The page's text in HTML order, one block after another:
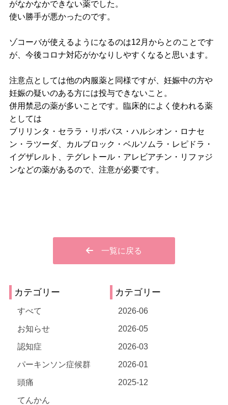
がなかなかできない薬でした。
使い勝手が悪かったのです。
ゾコーバが使えるようになるのは12月からとのことです
が、今後コロナ対応がかなりしやすくなると思います。
注意点としては他の内服薬と同様ですが、妊娠中の方や
妊娠の疑いのある方には投与できないこと。
併用禁忌の薬が多いことです。臨床的によく使われる薬
としては
ブリリンタ・セララ・リポバス・ハルシオン・ロナセ
ン・ラツーダ、カルブロック・ベルソムラ・レピドラ・
イグザレルト、テグレトール・アレビアチン・リファジ
ンなどの薬があるので、注意が必要です。
一覧に戻る
カテゴリー
すべて
お知らせ
認知症
パーキンソン症候群
頭痛
てんかん
カテゴリー
2026-06
2026-05
2026-03
2026-01
2025-12